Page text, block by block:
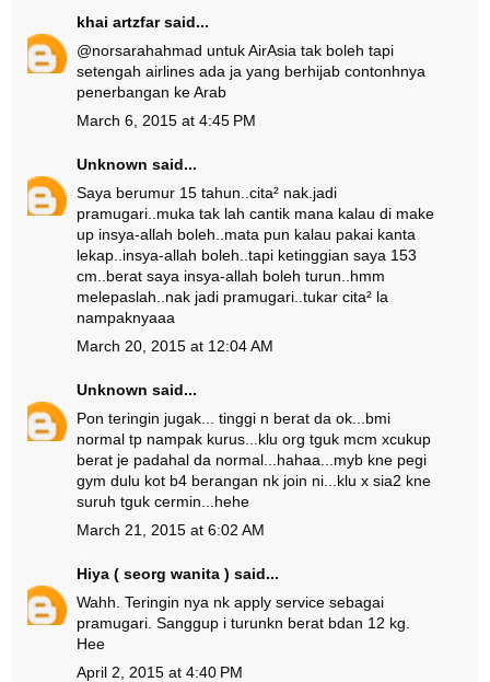
khai artzfarsaid...
@norsarahahmad untuk AirAsia tak boleh tapi
setengah airlines ada ja yang berhijab contonhnya
penerbangan ke Arab
March 6, 2015 at 4:45 PM
Unknown said...
Saya berumur 15 tahun..cita² nak.jadi
pramugari..muka tak lah cantik mana kalau di make
up insya-allah boleh..mata pun kalau pakai kanta
lekap..insya-allah boleh..tapi ketinggian saya 153
cm..berat saya insya-allah boleh turun..hmm
melepaslah..nak jadi pramugari..tukar cita² la
nampaknyaaa
March 20, 2015 at 12:04 AM
Unknown said...
Pon teringin jugak... tinggi n berat da ok...bmi
normal tp nampak kurus...klu org tguk mcm xcukup
berat je padahal da normal...hahaa...myb kne pegi
gym dulu kot b4 berangan nk join ni...klu x sia2 kne
suruh tguk cermin...hehe
March 21, 2015 at 6:02 AM
Hiya ( seorg wanita ) said...
Wahh. Teringin nya nk apply service sebagai
pramugari. Sanggup i turunkn berat bdan 12 kg.
Hee
April 2, 2015 at 4:40 PM